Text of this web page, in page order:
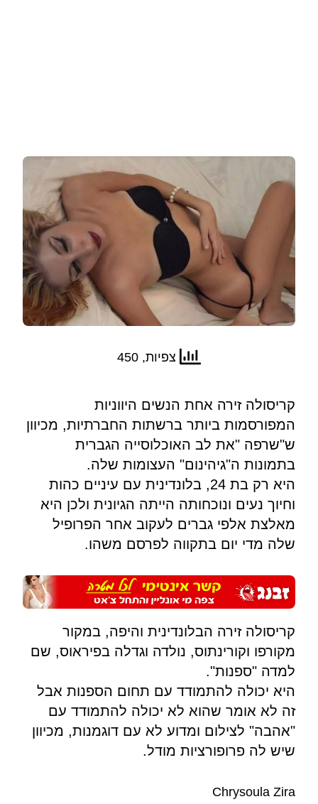
צפיות, 450
קריסולה זירה אחת הנשים היווניות
המפורסמות ביותר ברשתות החברתיות, מכיוון
ש"שרפה "את לב האוכלוסייה הגברית
בתמונות ה"גיהינום" העצומות שלה.
היא רק בת 24, בלונדינית עם עיניים כהות
וחיוך נעים ונוכחותה הייתה הגיונית ולכן היא
מאלצת אלפי גברים לעקוב אחר הפרופיל
שלה מדי יום בתקווה לפרסם משהו.
קריסולה זירה הבלונדינית והיפה, במקור
מקורפו וקורינתוס, נולדה וגדלה בפיראוס, שם
למדה "ספנות".
היא יכולה להתמודד עם תחום הספנות אבל
זה לא אומר שהוא לא יכולה להתמודד עם
"אהבה" לצילום ומדוע לא עם דוגמנות, מכיוון
שיש לה פרופורציות מודל.
Chrysoula Zira